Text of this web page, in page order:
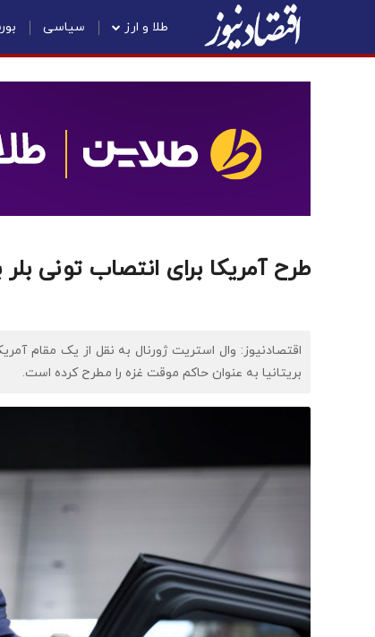
طلا و ارز سیاسی
طرح آمریکا برای انتصاب تونی
اقتصادنیوز: وال استریت ژورنال به نقل از یک مقام
بریتانیا به عنوان حاکم موقت غزه را مطرح کرده است.